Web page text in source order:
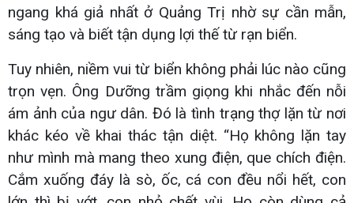
ngang khá giả nhất ở Quảng Trị nhờ sự cần mẫn,
sáng tạo và biết tận dụng lợi thế từ rạn biển.
Tuy nhiên, niềm vui từ biển không phải lúc nào cũng
trọn vẹn. Ông Dưỡng trầm giọng khi nhắc đến nỗi
ám ảnh của ngư dân. Đó là tình trạng thợ lặn từ nơi
khác kéo về khai thác tận diệt. “Họ không lặn tay
như mình mà mang theo xung điện, que chích điện.
Cắm xuống đáy là sò, ốc, cá con đều nổi hết, con